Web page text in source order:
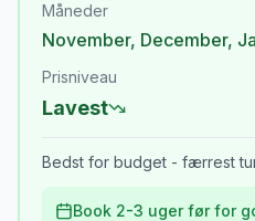
Måneder
November, December,
Prisniveau
Lavest
Bedst for budget - færrest
Book 2-3 uger før for